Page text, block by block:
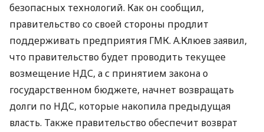
безопасных технологий. Как он сообщил,
правительство со своей стороны продлит
поддерживать предприятия ГМК. А.Клюев заявил,
что правительство будет проводить текущее
возмещение НДС, а с принятием закона о
государственном бюджете, начнет возвращать
долги по НДС, которые накопила предыдущая
власть. Также правительство обеспечит возврат